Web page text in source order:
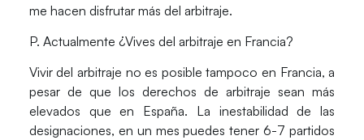
me hacen disfrutar más del arbitraje.
P. Actualmente ¿Vives del arbitraje en Francia?
Vivir del arbitraje no es posible tampoco en Francia, a
pesar de que los derechos de arbitraje sean más
elevados que en España. La inestabilidad de las
designaciones, en un mes puedes tener 6-7 partidos